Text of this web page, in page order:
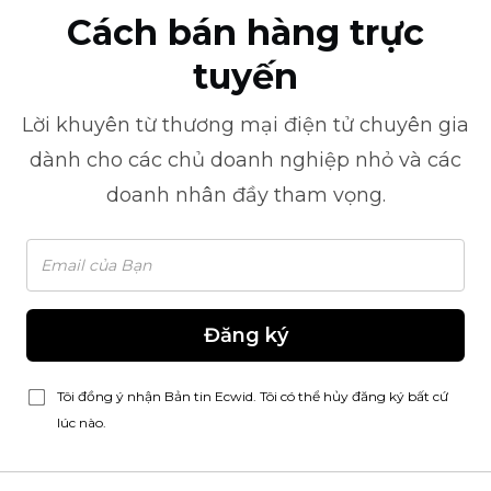
Cách bán hàng trực
tuyến
Lời khuyên từ thương mại điện tử chuyên gia
dành cho các chủ doanh nghiệp nhỏ và các
doanh nhân đầy tham vọng.
Đăng ký
Tôi đồng ý nhận Bản tin Ecwid. Tôi có thể hủy đăng ký bất cứ
lúc nào.